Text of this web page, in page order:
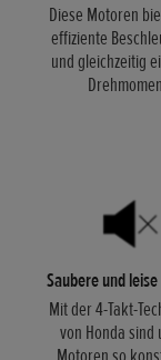
Diese Motoren
effiziente
und gleichzeitig
Saubere und
Mit der 4-Takt-
von Honda sind